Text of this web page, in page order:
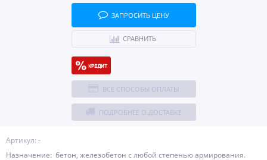
Артикул: -
Назначение: бетон, железобетон с любой степенью армирования.
ЗАПРОСИТЬ ЦЕНУ
СРАВНИТЬ
ВСЕ СПОСОБЫ ОПЛАТЫ
ПОДРОБНЕЕ О ДОСТАВКЕ